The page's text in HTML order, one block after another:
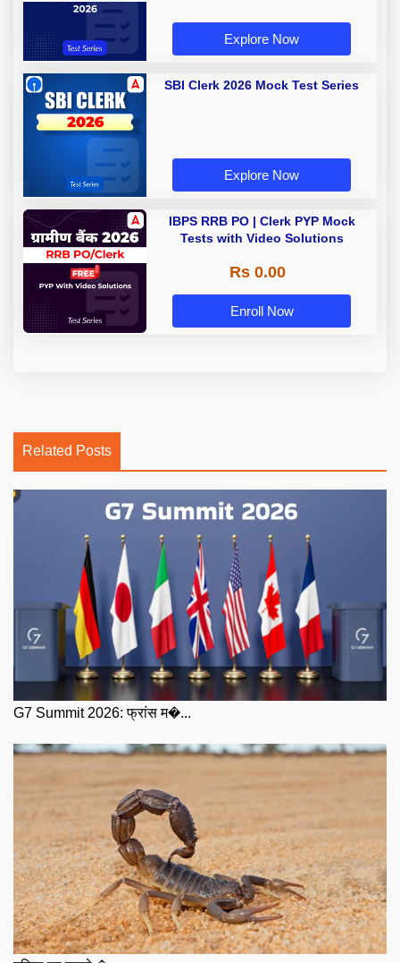
Explore Now
SBI Clerk 2026 Mock Test Series
Explore Now
IBPS RRB PO | Clerk PYP Mock
Tests with Video Solutions
Rs 0.00
Enroll Now
Related Posts
G7 Summit 2026: फ्रांस म�...